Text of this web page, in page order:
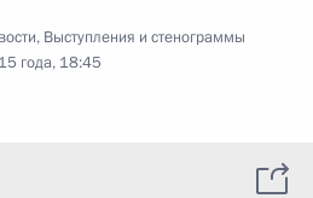
, Выступления и стенограммы
года, 18:45